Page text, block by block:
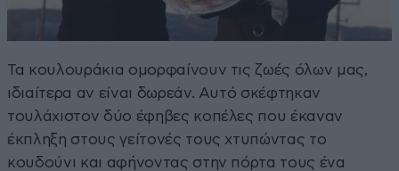
Τα κουλουράκια ομορφαίνουν τις ζωές όλων μας,
ιδιαίτερα αν είναι δωρεάν. Αυτό σκέφτηκαν
τουλάχιστον δύο έφηβες κοπέλες που έκαναν
έκπληξη στους γείτονές τους χτυπώντας το
κουδούνι και αφήνοντας στην πόρτα τους ένα